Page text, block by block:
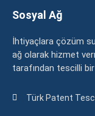
Sosyal Ağ
İhtiyaçlara çözüm
ağ olarak hizmet
tarafından tescilli bir
Türk Patent